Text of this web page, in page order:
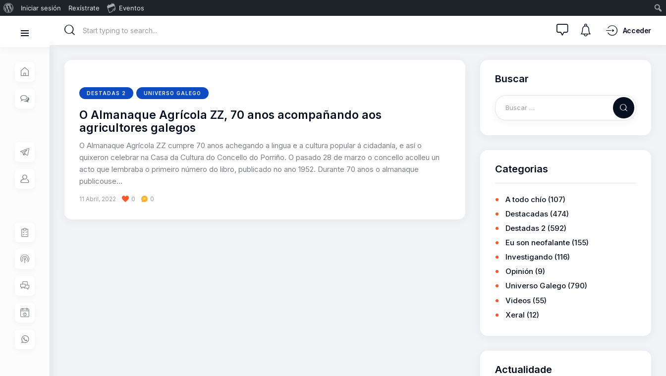
Iniciar sesión Rexístrate Eventos
Acceder
DESTADAS 2 UNIVERSO GALEGO
O Almanaque Agrícola ZZ, 70 anos acompañando aos
agricultores galegos
O Almanaque Agrícola ZZ cumpre 70 anos achegando a lingua e a cultura popular á cidadanía, e así o
quixeron celebrar na Casa da Cultura do Concello do Porriño. O pasado 28 de marzo o concello acolleu un
acto que lembraba o primeiro número do libro, publicado no ano 1952. Durante 70 anos o almanaque
publicouse…
11 Abril, 2022 0 0
Buscar
Categorias
A todo chío (107)
Destacadas (474)
Destadas 2 (592)
Eu son neofalante (155)
Investigando (116)
Opinión (9)
Universo Galego (790)
Videos (55)
Xeral (12)
Actualidade